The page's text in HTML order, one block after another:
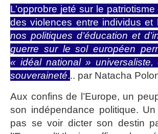
L’opprobre jeté sur le
des violences entre individus
nos politiques d’éducation et
guerre sur le sol européen
« idéal national »
souveraineté... par Natacha
Aux confins de l’Europe, un
son indépendance politique.
pas se voir dicter son destin